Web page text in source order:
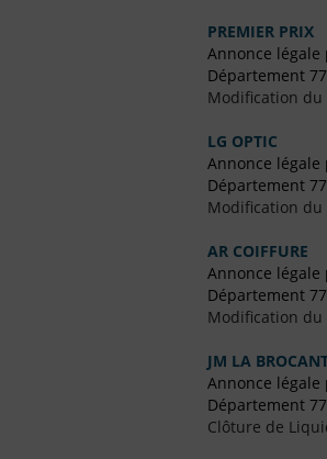
PREMIER PRIX
Annonce légale
Département
Modification du
LG OPTIC
Annonce légale
Département
Modification du
AR COIFFURE
Annonce légale
Département
Modification du
JM LA
Annonce légale
Département
Clôture de